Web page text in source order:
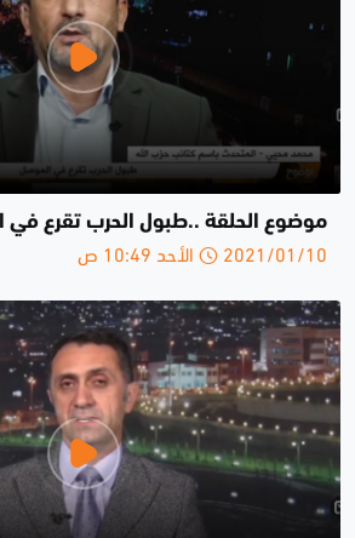
موضوع الحلقة ..طبول الحرب تقرع في
2021/01/10 الأحد 10:49 ص